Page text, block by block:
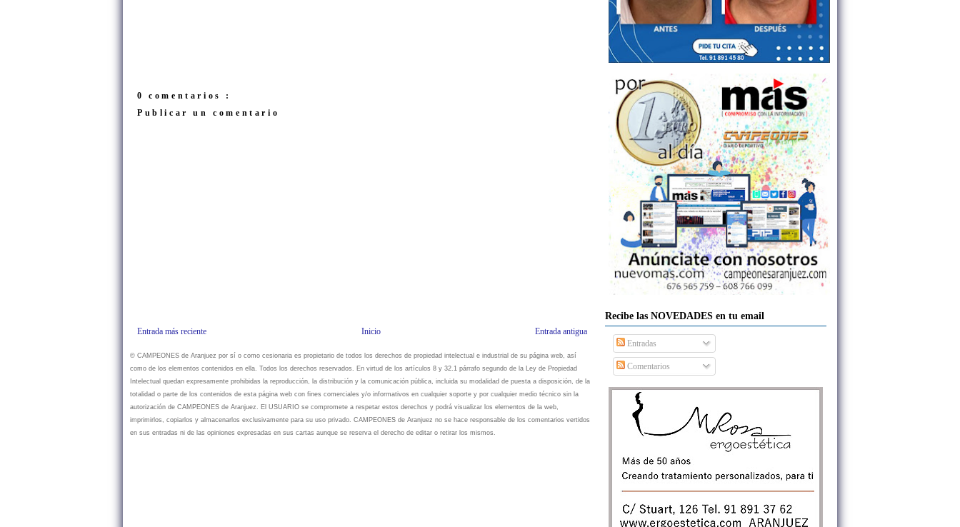
0 comentarios :
Publicar un comentario
Entrada más reciente Entrada antigua
Inicio
© CAMPEONES de Aranjuez por sí o como cesionaria es propietario de todos los derechos de propiedad intelectual e industrial de su página web, así
como de los elementos contenidos en ella. Todos los derechos reservados. En virtud de los artículos 8 y 32.1 párrafo segundo de la Ley de Propiedad
Intelectual quedan expresamente prohibidas la reproducción, la distribución y la comunicación pública, incluida su modalidad de puesta a disposición, de la
totalidad o parte de los contenidos de esta página web con fines comerciales y/o informativos en cualquier soporte y por cualquier medio técnico sin la
autorización de CAMPEONES de Aranjuez. El USUARIO se compromete a respetar estos derechos y podrá visualizar los elementos de la web,
imprimirlos, copiarlos y almacenarlos exclusivamente para su uso privado. CAMPEONES de Aranjuez no se hace responsable de los comentarios vertidos
en sus entradas ni de las opiniones expresadas en sus cartas aunque se reserva el derecho de editar o retirar los mismos.
Recibe las NOVEDADES en tu email
Entradas
Comentarios